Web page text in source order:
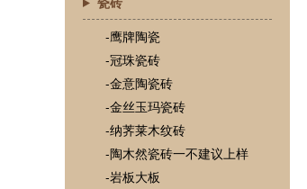
-鹰牌陶瓷
-冠珠瓷砖
-金意陶瓷砖
-金丝玉玛瓷砖
-纳荠莱木纹砖
-陶木然瓷砖一不建议上样
-岩板大板